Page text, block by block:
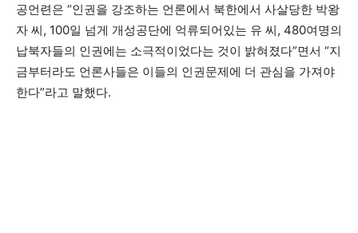
공언련은 “인권을 강조하는 언론에서 북한에서 사살당한 박왕
자 씨, 100일 넘게 개성공단에 억류되어있는 유 씨, 480여명의
납북자들의 인권에는 소극적이었다는 것이 밝혀졌다”면서 “지
금부터라도 언론사들은 이들의 인권문제에 더 관심을 가져야
한다”라고 말했다.